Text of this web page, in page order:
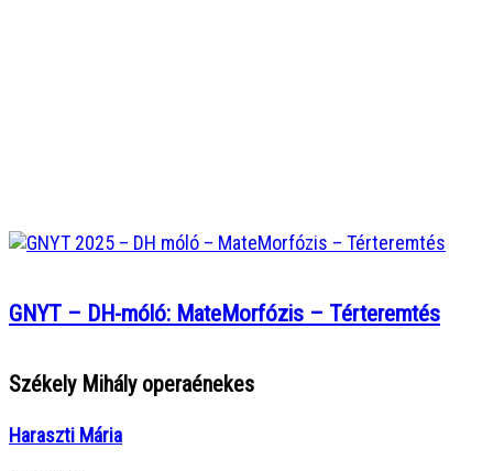
GNYT – DH-móló: MateMorfózis – Térteremtés
Székely Mihály operaénekes
Haraszti Mária